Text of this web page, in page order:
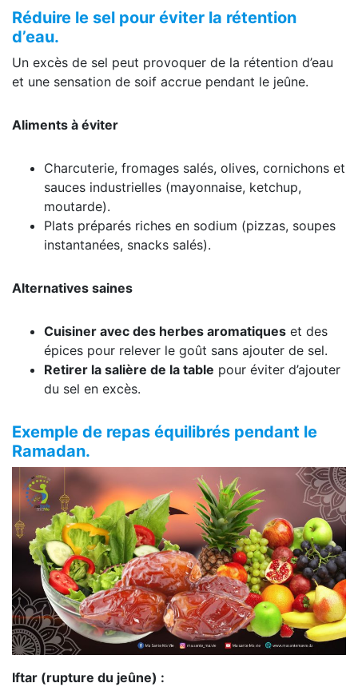
Réduire le sel pour éviter la rétention
d’eau.
Un excès de sel peut provoquer de la rétention d’eau
et une sensation de soif accrue pendant le jeûne.
Aliments à éviter
Charcuterie, fromages salés, olives, cornichons et
sauces industrielles (mayonnaise, ketchup,
moutarde).
Plats préparés riches en sodium (pizzas, soupes
instantanées, snacks salés).
Alternatives saines
Cuisiner avec des herbes aromatiques et des
épices pour relever le goût sans ajouter de sel.
Retirer la salière de la table pour éviter d’ajouter
du sel en excès.
Exemple de repas équilibrés pendant le
Ramadan.
Iftar (rupture du jeûne) :